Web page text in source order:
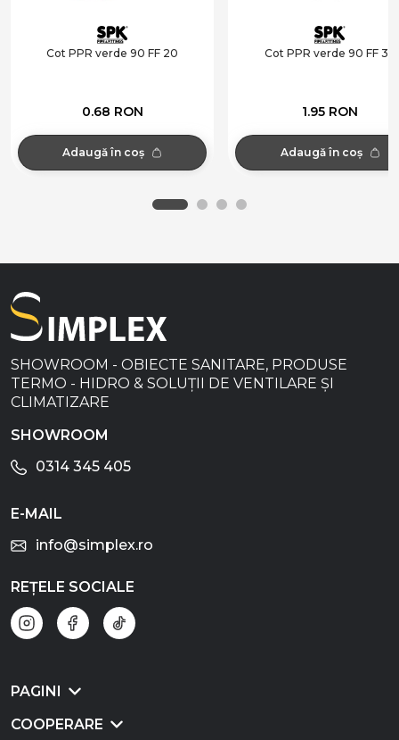
Cot PPR verde 90 FF 20
0.68 RON
Adaugă în coș
Cot PPR verde 90 FF 32
1.95 RON
Adaugă în coș
SHOWROOM - OBIECTE SANITARE, PRODUSE
TERMO - HIDRO & SOLUȚII DE VENTILARE ȘI
CLIMATIZARE
SHOWROOM
0314 345 405
E-MAIL
info@simplex.ro
REȚELE SOCIALE
PAGINI
COOPERARE